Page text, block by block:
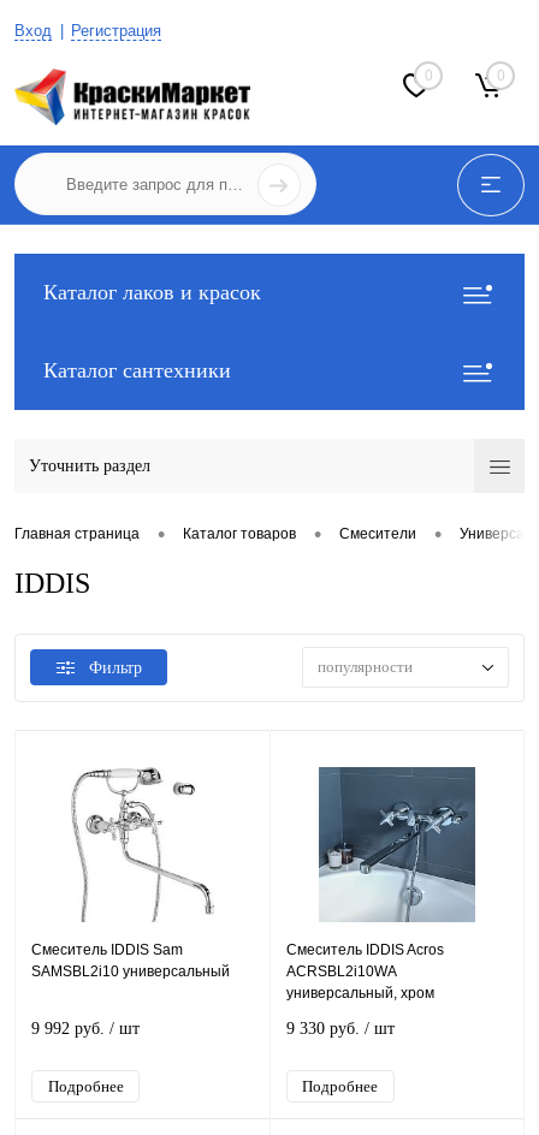
Вход Регистрация
0 0
Каталог лаков и красок
Каталог сантехники
Уточнить раздел
Главная страница • Каталог товаров • Смесители •
IDDIS
Фильтр популярности
Смеситель IDDIS Sam
SAMSBL2i10 универсальный
9 992 руб. / шт
Подробнее
Смеситель IDDIS Acros
ACRSBL2i10WA
универсальный, хром
9 330 руб. / шт
Подробнее